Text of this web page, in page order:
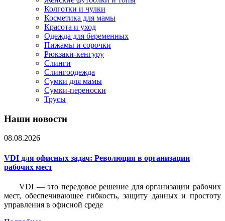
Колготки и чулки
Косметика для мамы
Красота и уход
Одежда для беременных
Пижамы и сорочки
Рюкзаки-кенгуру
Слинги
Слингоодежда
Сумки для мамы
Сумки-переноски
Трусы
Наши новости
08.08.2026
VDI для офисных задач: Революция в организации
рабочих мест
VDI — это передовое решение для организации рабочих
мест, обеспечивающее гибкость, защиту данных и простоту
управления в офисной среде